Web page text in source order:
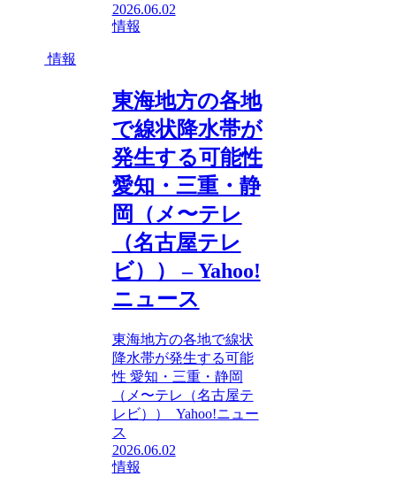
2026.06.02
情報
情報
東海地方の各地
で線状降水帯が
発生する可能性
愛知・三重・静
岡（メ〜テレ
（名古屋テレ
ビ）） – Yahoo!
ニュース
東海地方の各地で線状
降水帯が発生する可能
性 愛知・三重・静岡
（メ〜テレ（名古屋テ
レビ）） Yahoo!ニュー
ス
2026.06.02
情報